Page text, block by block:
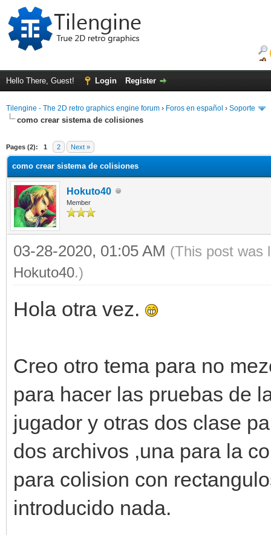
Hello There, Guest! Login Register
Tilengine - The 2D retro graphics engine forum › Foros en español › Soporte
como crear sistema de colisiones
Pages (2): 1 2 Next »
como crear sistema de colisiones
Hokuto40
Member
03-28-2020, 01:05 AM (This post was
Hokuto40.)
Hola otra vez.
Creo otro tema para no
para hacer las pruebas de
jugador y otras dos clase
dos archivos ,una para la
para colision con
introducido nada.